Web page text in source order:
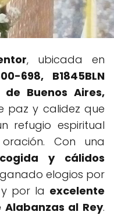
, ubicada en
698, B1845BLN
Buenos Aires,
paz y calidez que
refugio espiritual
Con una
y cálidos
elogios por
por la excelente
al Rey.